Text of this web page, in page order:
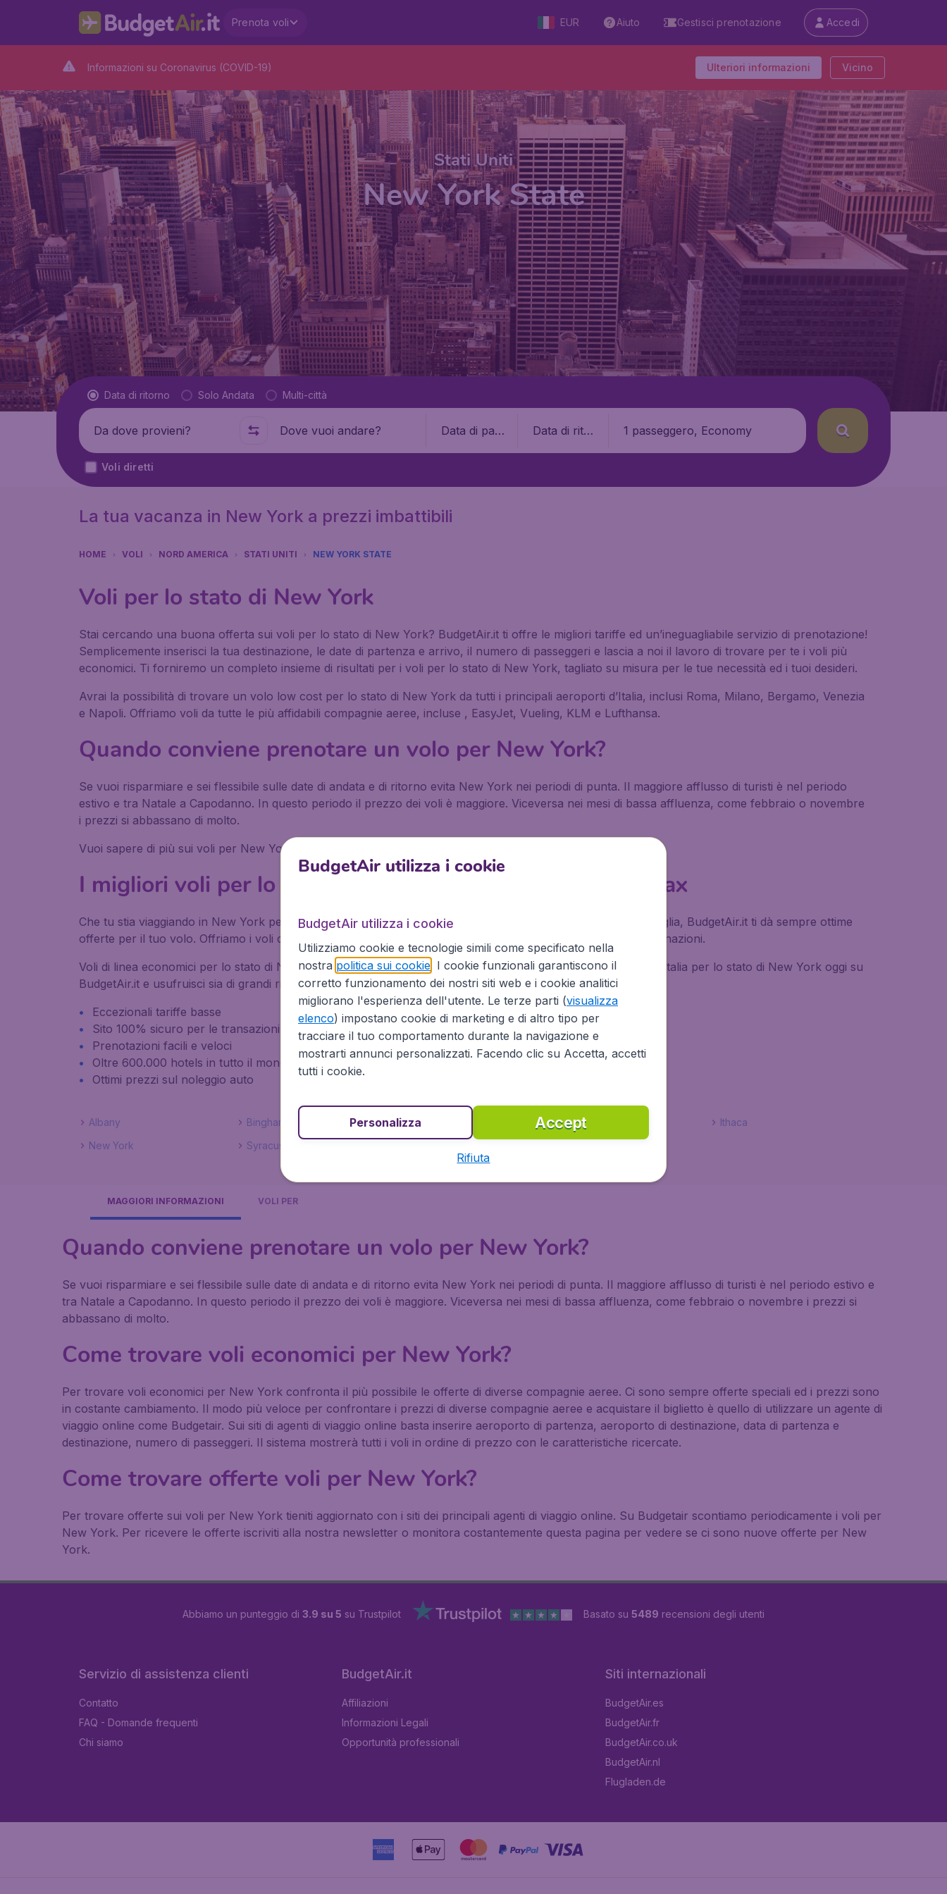
Prenota voli EUR Aiuto Gestisci prenotazione Accedi
Informazioni su Coronavirus (COVID-19) Ulteriori informazioni Vicino
Stati Uniti
New York State
Tipo di volo
Data di ritorno Solo Andata Multi-città
Partenza da Dove
Data di part
Data di ritor
1 passeggero, Economy
Voli diretti
La tua vacanza in New York a prezzi imbattibili
HOME VOLI NORD AMERICA STATI UNITI NEW YORK STATE
Voli per lo stato di New York
Stai cercando una buona offerta sui voli per lo stato di New York? BudgetAir.it ti offre le migliori tariffe ed un’ineguagliabile servizio di prenotazione!
Semplicemente inserisci la tua destinazione, le date di partenza e arrivo, il numero di passeggeri e lascia a noi il lavoro di trovare per te i voli più
economici. Ti forniremo un completo insieme di risultati per i voli per lo stato di New York, tagliato su misura per le tue necessità ed i tuoi desideri.
Avrai la possibilità di trovare un volo low cost per lo stato di New York da tutti i principali aeroporti d’Italia, inclusi Roma, Milano, Bergamo, Venezia
e Napoli. Offriamo voli da tutte le più affidabili compagnie aeree, incluse , EasyJet, Vueling, KLM e Lufthansa.
Quando conviene prenotare un volo per New York?
Se vuoi risparmiare e sei flessibile sulle date di andata e di ritorno evita New York nei periodi di punta. Il maggiore afflusso di turisti è nel periodo
estivo e tra Natale a Capodanno. In questo periodo il prezzo dei voli è maggiore. Viceversa nei mesi di bassa affluenza, come febbraio o novembre
i prezzi si abbassano di molto.
Vuoi sapere di più sui voli per New York
I migliori voli per lo stato di New York, per affari o per relax
Che tu stia viaggiando in New York per affari o per relax, non importa se da solo, con amici o con la tua famiglia, BudgetAir.it ti dà sempre ottime
offerte per il tuo volo. Offriamo i voli di oltre 500 compagnie aeree, incluse le low-cost, per più di 10.000 destinazioni.
Voli di linea economici per lo stato di New York da ogni principale aereoporto in Italia. Prenota il tuo volo dall’Italia per lo stato di New York oggi su
BudgetAir.it e usufruisci sia di grandi risparmi, sia della sicurezza che il nostro know how può darti:
Eccezionali tariffe basse
Sito 100% sicuro per le transazioni
Prenotazioni facili e veloci
Oltre 600.000 hotels in tutto il mondo grazie alla partnership con Booking.com
Ottimi prezzi sul noleggio auto
Albany Binghamton Buffalo Corning
Ithaca
New York
Syracuse
MAGGIORI INFORMAZIONI VOLI PER
Quando conviene prenotare un volo per New York?
Se vuoi risparmiare e sei flessibile sulle date di andata e di ritorno evita New York nei periodi di punta. Il maggiore afflusso di turisti è nel periodo estivo e
tra Natale a Capodanno. In questo periodo il prezzo dei voli è maggiore. Viceversa nei mesi di bassa affluenza, come febbraio o novembre i prezzi si
abbassano di molto.
Come trovare voli economici per New York?
Per trovare voli economici per New York confronta il più possibile le offerte di diverse compagnie aeree. Ci sono sempre offerte speciali ed i prezzi sono
in costante cambiamento. Il modo più veloce per confrontare i prezzi di diverse compagnie aeree e acquistare il biglietto è quello di utilizzare un agente di
viaggio online come Budgetair. Sui siti di agenti di viaggio online basta inserire aeroporto di partenza, aeroporto di destinazione, data di partenza e
destinazione, numero di passeggeri. Il sistema mostrerà tutti i voli in ordine di prezzo con le caratteristiche ricercate.
Come trovare offerte voli per New York?
Per trovare offerte sui voli per New York tieniti aggiornato con i siti dei principali agenti di viaggio online. Su Budgetair scontiamo periodicamente i voli per
New York. Per ricevere le offerte iscriviti alla nostra newsletter o monitora costantemente questa pagina per vedere se ci sono nuove offerte per New
York.
Abbiamo un punteggio di 3.9 su 5 su Trustpilot Basato su 5489 recensioni degli utenti
Servizio di assistenza clienti
Contatto
FAQ - Domande frequenti
Chi siamo
BudgetAir.it
Affiliazioni
Informazioni Legali
Opportunità professionali
Siti internazionali
BudgetAir.es
BudgetAir.fr
BudgetAir.co.uk
BudgetAir.nl
Flugladen.de
BudgetAir utilizza i cookie
BudgetAir utilizza i cookie
Utilizziamo cookie e tecnologie simili come specificato nella
nostra politica sui cookie. I cookie funzionali garantiscono il
corretto funzionamento dei nostri siti web e i cookie analitici
migliorano l'esperienza dell'utente. Le terze parti (visualizza
elenco) impostano cookie di marketing e di altro tipo per
tracciare il tuo comportamento durante la navigazione e
mostrarti annunci personalizzati. Facendo clic su Accetta, accetti
tutti i cookie.
Accept
Personalizza
Rifiuta